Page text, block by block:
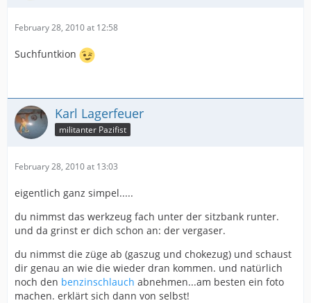
February 28, 2010 at 12:58
Suchfuntkion
Karl Lagerfeuer
militanter Pazifist
February 28, 2010 at 13:03
eigentlich ganz simpel.....
du nimmst das werkzeug fach unter der sitzbank runter.
und da grinst er dich schon an: der vergaser.
du nimmst die züge ab (gaszug und chokezug) und schaust
dir genau an wie die wieder dran kommen. und natürlich
noch den benzinschlauch abnehmen...am besten ein foto
machen. erklärt sich dann von selbst!